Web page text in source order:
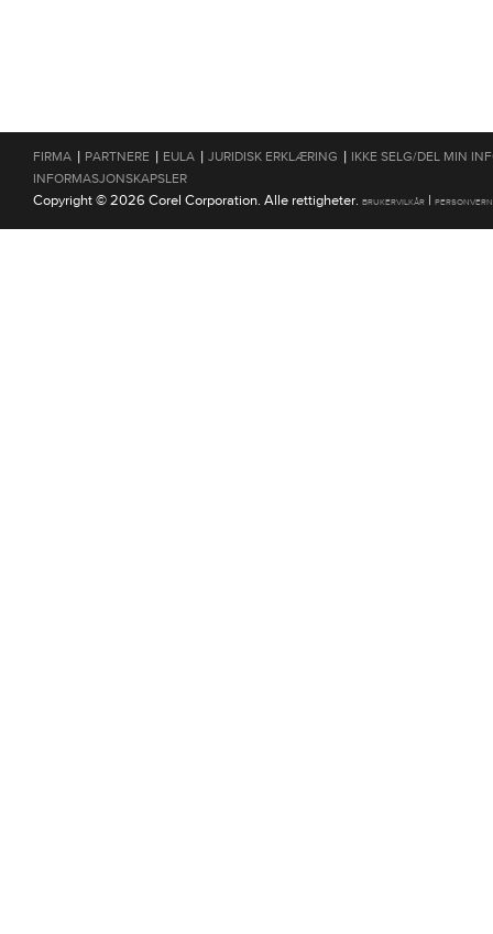
FIRMA | PARTNERE | EULA | JURIDISK ERKLÆRING | IKKE SELG/DEL MIN
INFORMASJONSKAPSLER
Copyright © 2026 Corel Corporation. Alle rettigheter. BRUKERVILKÅR | PERSONVERN